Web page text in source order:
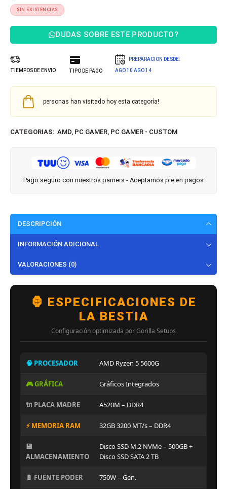
SIN EXISTENCIAS
DUDAS SOBRE ESTE PRODUCTO?
TIEMPOS DE ENVIO TIPO DE PAGO
PREPARACION DESDE:
AGO 10 AGO 14
personas han visitado hoy esta categoría!
CATEGORIAS: AMD, PC GAMER, PC GAMER - CUSTOM
Pago seguro con nuestros parners - Aceptamos pie en pagos
DESCRIPCIÓN
INFORMACIÓN ADICIONAL
VALORACIONES (0)
🦍 ESPECIFICACIONES DE
LA BESTIA
Configuración optimizada por Gorilla Setups
🧠 PROCESADOR AMD Ryzen 5 5600G
🎮 GRÁFICA Gráficos Integrados
🔌 PLACA MADRE A520M – DDR4
⚡ MEMORIA RAM 32GB 3200 MT/s – DDR4
💾
ALMACENAMIENTO
Disco SSD M.2 NVMe – 500GB +
Disco SSD SATA 2 TB
🔋 FUENTE PODER 750W – Gen.